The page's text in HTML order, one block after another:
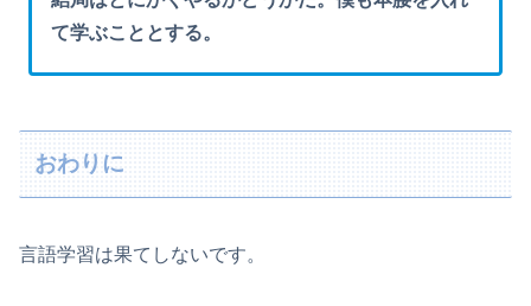
て学ぶこととする。
おわりに
言語学習は果てしないです。